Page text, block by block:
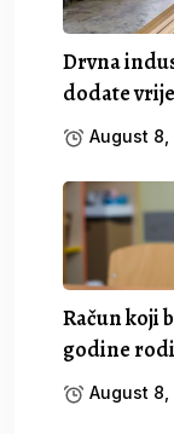
Drvna
dodate
August 8,
Račun koji
godine
August 8,